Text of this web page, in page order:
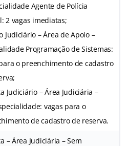
Agente de Polícia
2 vagas imediatas;
Judiciário – Área de Apoio –
Programação de Sistemas:
o preenchimento de cadastro
Judiciário – Área Judiciária –
vagas para o
de cadastro de reserva.
– Área Judiciária – Sem